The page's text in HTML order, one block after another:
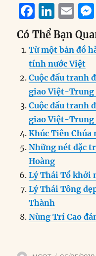
F
a
c
e
b
o
o
k
Li
n
k
e
d
I
n
E
m
ai
l
Có Thể Bạn
Từ một bản đồ
tính nước Việt
Cuộc đấu tranh
giao Việt-Trung
Cuộc đấu tranh
giao Việt-Trung
Khúc Tiên Chúa
Những nét đặc
Hoàng
Lý Thái Tổ khởi
Lý Thái Tông
Thành
Nùng Trí Cao